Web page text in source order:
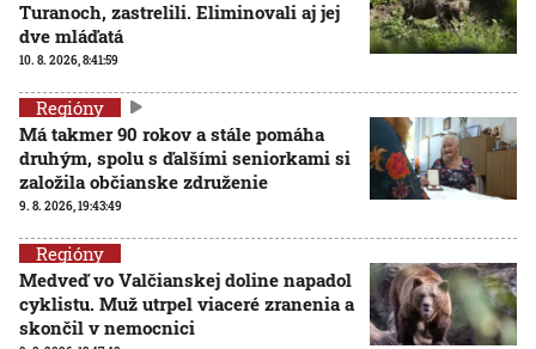
Turanoch, zastrelili. Eliminovali aj jej
dve mláďatá
10. 8. 2026, 8:41:59
Regióny
Má takmer 90 rokov a stále pomáha
druhým, spolu s ďalšími seniorkami si
založila občianske združenie
9. 8. 2026, 19:43:49
Regióny
Medveď vo Valčianskej doline napadol
cyklistu. Muž utrpel viaceré zranenia a
skončil v nemocnici